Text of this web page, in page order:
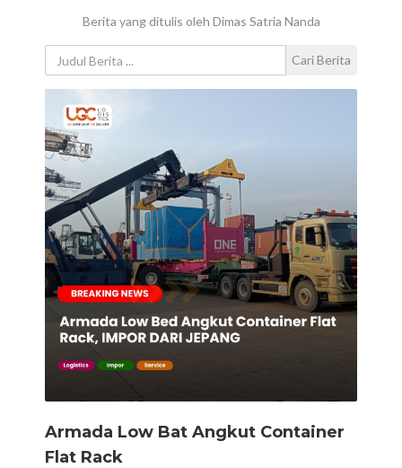
Berita yang ditulis oleh Dimas Satria Nanda
Cari Berita
Armada Low Bat Angkut Container
Flat Rack